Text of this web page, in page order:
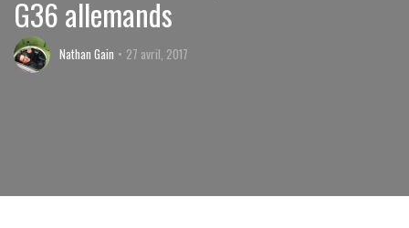
G36 allemands
Nathan Gain 27 avril, 2017